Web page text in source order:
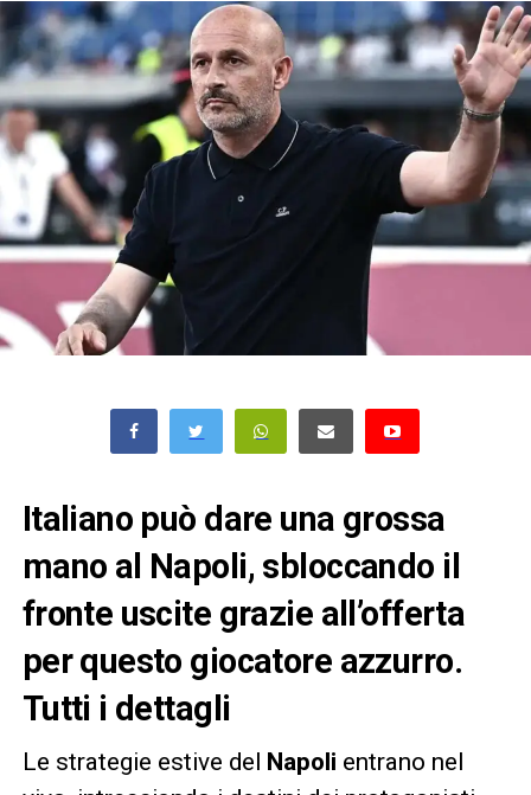
Italiano può dare una grossa
mano al Napoli, sbloccando il
fronte uscite grazie all’offerta
per questo giocatore azzurro.
Tutti i dettagli
Le strategie estive del Napoli entrano nel